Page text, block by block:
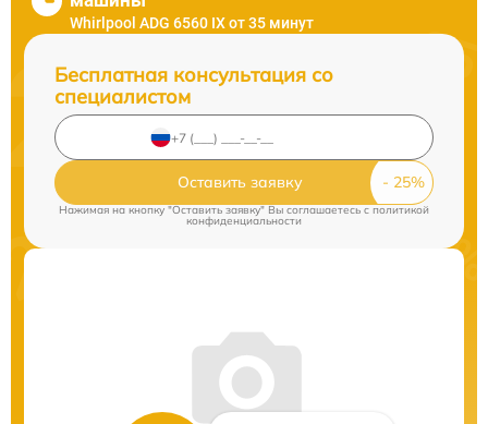
Whirlpool ADG 6560 IX от 35 минут
Бесплатная консультация со
специалистом
Оставить заявку
Нажимая на кнопку "Оставить заявку" Вы соглашаетесь c политикой
конфиденциальности